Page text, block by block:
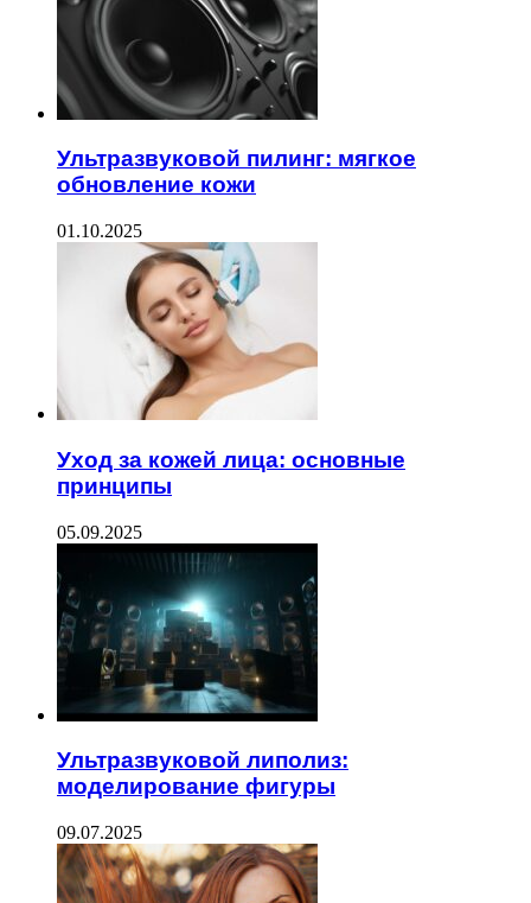
Ультразвуковой пилинг: мягкое
обновление кожи
01.10.2025
Уход за кожей лица: основные
принципы
05.09.2025
Ультразвуковой липолиз:
моделирование фигуры
09.07.2025